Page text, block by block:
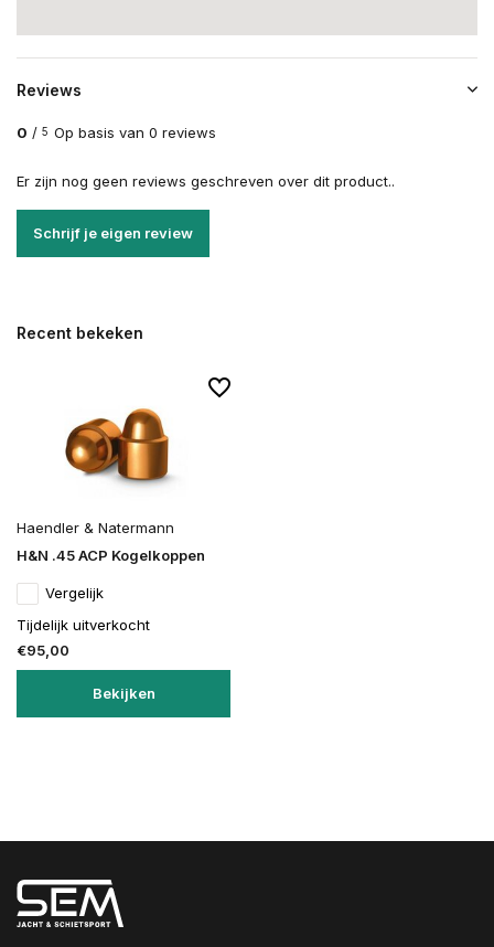
Reviews
0 / 5 Op basis van 0 reviews
Er zijn nog geen reviews geschreven over dit product..
Schrijf je eigen review
Recent bekeken
Haendler & Natermann
H&N .45 ACP Kogelkoppen
Vergelijk
Tijdelijk uitverkocht
€95,00
Bekijken